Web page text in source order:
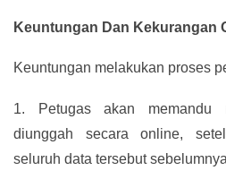
Keuntungan Dan Kekurangan
Keuntungan melakukan proses
1.
Petugas akan memandu
diunggah secara online,
seluruh data tersebut